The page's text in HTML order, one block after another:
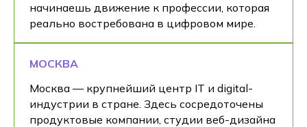
начинаешь движение к профессии, которая
реально востребована в цифровом мире.
МОСКВА
Москва — крупнейший центр IT и digital-
индустрии в стране. Здесь сосредоточены
продуктовые компании, студии веб-дизайна